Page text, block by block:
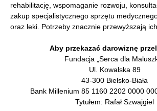
rehabilitację, wspomaganie rozwoju,
zakup specjalistycznego sprzętu
oraz leki. Potrzeby znacznie przewyższają
Aby przekazać darowiznę
Fundacja „Serca dla
Ul. Kowalska 89
43-300 Bielsko-Biała
Bank Millenium 85 1160 2202 0000
Tytułem: Rafał Szwajgiel